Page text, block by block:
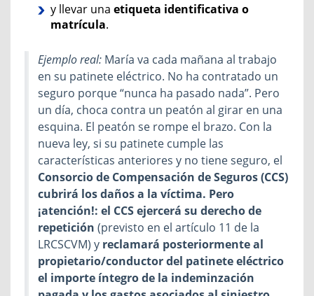
y llevar una etiqueta identificativa o
matrícula.
Ejemplo real: María va cada mañana al trabajo
en su patinete eléctrico. No ha contratado un
seguro porque “nunca ha pasado nada”. Pero
un día, choca contra un peatón al girar en una
esquina. El peatón se rompe el brazo. Con la
nueva ley, si su patinete cumple las
características anteriores y no tiene seguro, el
Consorciode Compensación de Seguros (CCS)
cubrirá los daños a la víctima. Pero
¡atención!: el CCS ejercerá su derecho de
repetición (previsto en el artículo 11 de la
LRCSCVM) y reclamará posteriormente al
propietario/conductor del patinete eléctrico
el importe íntegro de la indeminzación